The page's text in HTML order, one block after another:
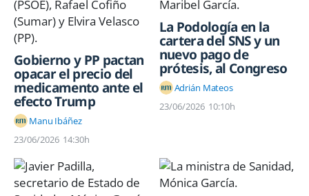
Gobierno y PP pactan
opacar el precio del
medicamento ante el
efecto Trump
Manu Ibáñez
23/06/2026 14:30h
La Podología en la
cartera del SNS y un
nuevo pago de
prótesis, al Congreso
Adrián Mateos
23/06/2026 10:10h